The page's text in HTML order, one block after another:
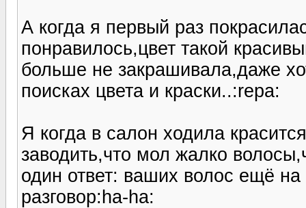
А когда я первый раз
понравилось,цвет такой
больше не закрашивала,даже
поисках цвета и краски..:repa:
Я когда в салон ходила
заводить,что мол жалко
один ответ: ваших волос ещё на
разговор:ha-ha: